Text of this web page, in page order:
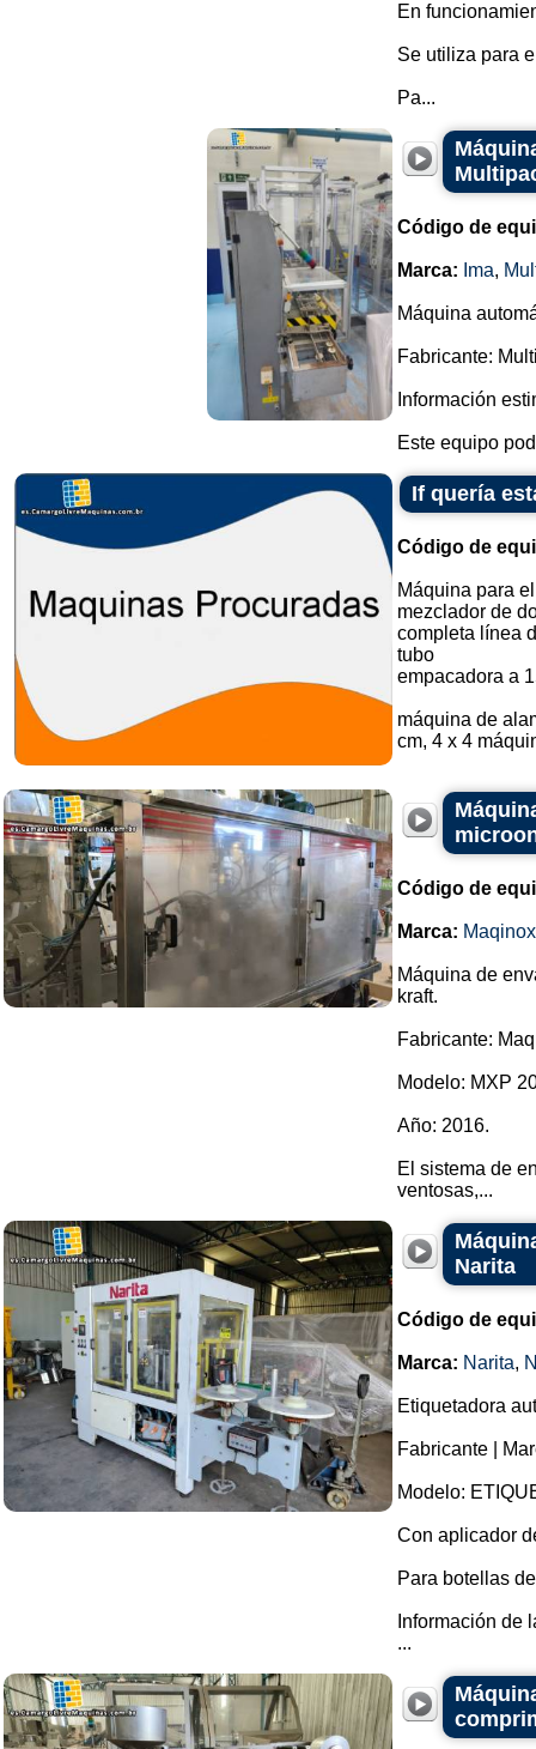
En
Se utiliza para
Pa...
Código de
Marca: Ima,
Máquina
Fabricante:
Información
Este equipo
If quería
Código de
Máquina para
mezclador de
completa línea
tubo
empacadora a
máquina de
cm, 4 x 4
Código de
Marca: Maqinox
Máquina de
kraft.
Fabricante:
Modelo: MXP
Año: 2016.
El sistema de
ventosas,...
Narita
Código de
Marca: Narita,
Etiquetadora
Fabricante |
Modelo:
Con aplicador
Para botellas
Información de
...